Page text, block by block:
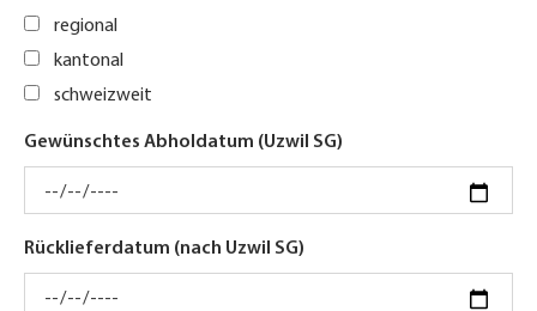
regional
kantonal
schweizweit
Gewünschtes Abholdatum (Uzwil SG)
Rücklieferdatum (nach Uzwil SG)